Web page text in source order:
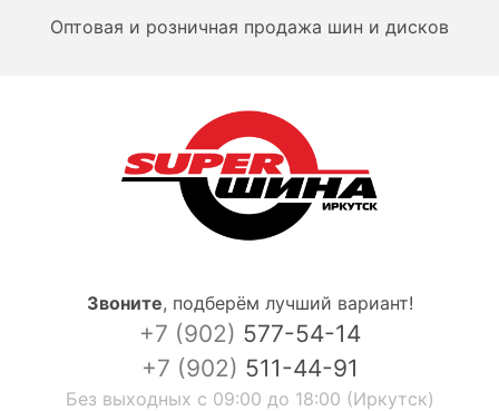
Оптовая и розничная продажа шин и дисков
Звоните, подберём лучший вариант!
+7 (902) 577-54-14
+7 (902) 511-44-91
Без выходных с 09:00 до 18:00 (Иркутск)